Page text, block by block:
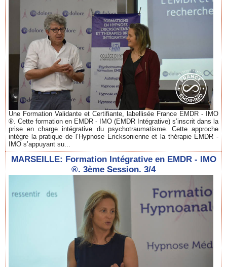
Une Formation Validante et Certifiante, labellisée France EMDR - IMO
®. Cette formation en EMDR - IMO (EMDR Intégrative) s’inscrit dans la
prise en charge intégrative du psychotraumatisme. Cette approche
intègre la pratique de l’Hypnose Ericksonienne et la thérapie EMDR -
IMO s’appuyant su...
MARSEILLE: Formation Intégrative en EMDR - IMO
®. 3ème Session. 3/4